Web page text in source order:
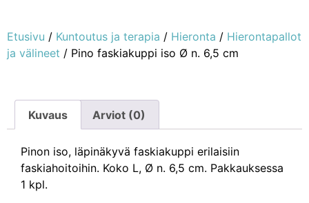
Etusivu / Kuntoutus ja terapia / Hieronta / Hierontapallot
ja välineet / Pino faskiakuppi iso Ø n. 6,5 cm
Kuvaus Arviot (0)
Pinon iso, läpinäkyvä faskiakuppi erilaisiin
faskiahoitoihin. Koko L, Ø n. 6,5 cm. Pakkauksessa
1 kpl.